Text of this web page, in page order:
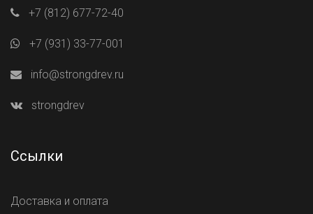
+7 (812) 677-72-40
+7 (931) 33-77-001
info@strongdrev.ru
strongdrev
Ссылки
Доставка и оплата